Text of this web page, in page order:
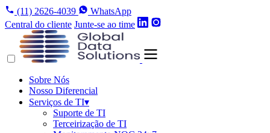
(11) 2626-4039
WhatsApp
Central do cliente Junte-se ao time
Sobre Nós
Nosso Diferencial
Serviços de TI▾
Suporte de TI
Terceirização de TI